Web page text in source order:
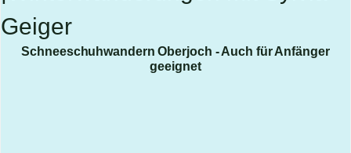
Schneeschuhwandern Oberjoch - Auch für Anfänger
geeignet